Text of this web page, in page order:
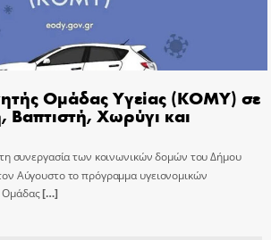
Ομάδας Υγείας (ΚΟΜΥ) σε
Χωρύγι και
συνεργασία των κοινωνικών δομών του Δήμου
τον Αύγουστο το πρόγραμμα υγειονομικών
Ομάδας[…]